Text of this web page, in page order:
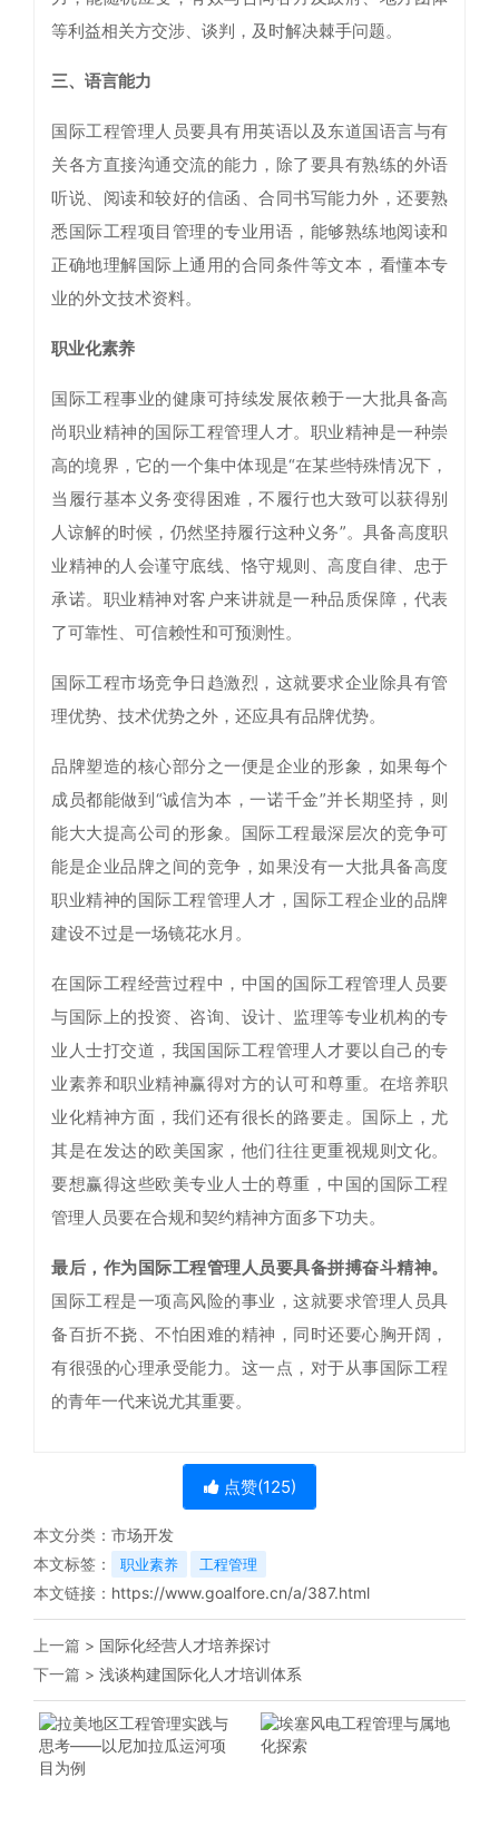
等利益相关方交涉、谈判，及时解决棘手问题。
三、语言能力
国际工程管理人员要具有用英语以及东道国语言与有
关各方直接沟通交流的能力，除了要具有熟练的外语
听说、阅读和较好的信函、合同书写能力外，还要熟
悉国际工程项目管理的专业用语，能够熟练地阅读和
正确地理解国际上通用的合同条件等文本，看懂本专
业的外文技术资料。
职业化素养
国际工程事业的健康可持续发展依赖于一大批具备高
尚职业精神的国际工程管理人才。职业精神是一种崇
高的境界，它的一个集中体现是“在某些特殊情况下，
当履行基本义务变得困难，不履行也大致可以获得别
人谅解的时候，仍然坚持履行这种义务”。具备高度职
业精神的人会谨守底线、恪守规则、高度自律、忠于
承诺。职业精神对客户来讲就是一种品质保障，代表
了可靠性、可信赖性和可预测性。
国际工程市场竞争日趋激烈，这就要求企业除具有管
理优势、技术优势之外，还应具有品牌优势。
品牌塑造的核心部分之一便是企业的形象，如果每个
成员都能做到“诚信为本，一诺千金”并长期坚持，则
能大大提高公司的形象。国际工程最深层次的竞争可
能是企业品牌之间的竞争，如果没有一大批具备高度
职业精神的国际工程管理人才，国际工程企业的品牌
建设不过是一场镜花水月。
在国际工程经营过程中，中国的国际工程管理人员要
与国际上的投资、咨询、设计、监理等专业机构的专
业人士打交道，我国国际工程管理人才要以自己的专
业素养和职业精神赢得对方的认可和尊重。在培养职
业化精神方面，我们还有很长的路要走。国际上，尤
其是在发达的欧美国家，他们往往更重视规则文化。
要想赢得这些欧美专业人士的尊重，中国的国际工程
管理人员要在合规和契约精神方面多下功夫。
最后，作为国际工程管理人员要具备拼搏奋斗精神。
国际工程是一项高风险的事业，这就要求管理人员具
备百折不挠、不怕困难的精神，同时还要心胸开阔，
有很强的心理承受能力。这一点，对于从事国际工程
的青年一代来说尤其重要。
点赞(125)
本文分类： 市场开发
本文标签：
职业素养 工程管理
本文链接： https://www.goalfore.cn/a/387.html
上一篇 > 国际化经营人才培养探讨
下一篇 > 浅谈构建国际化人才培训体系